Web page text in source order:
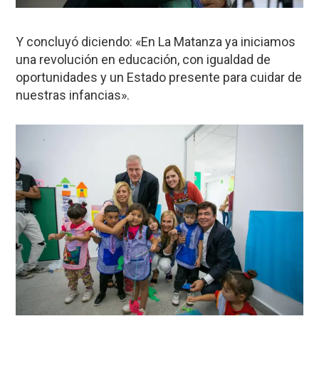
Y concluyó diciendo: «En La Matanza ya iniciamos
una revolución en educación, con igualdad de
oportunidades y un Estado presente para cuidar de
nuestras infancias».